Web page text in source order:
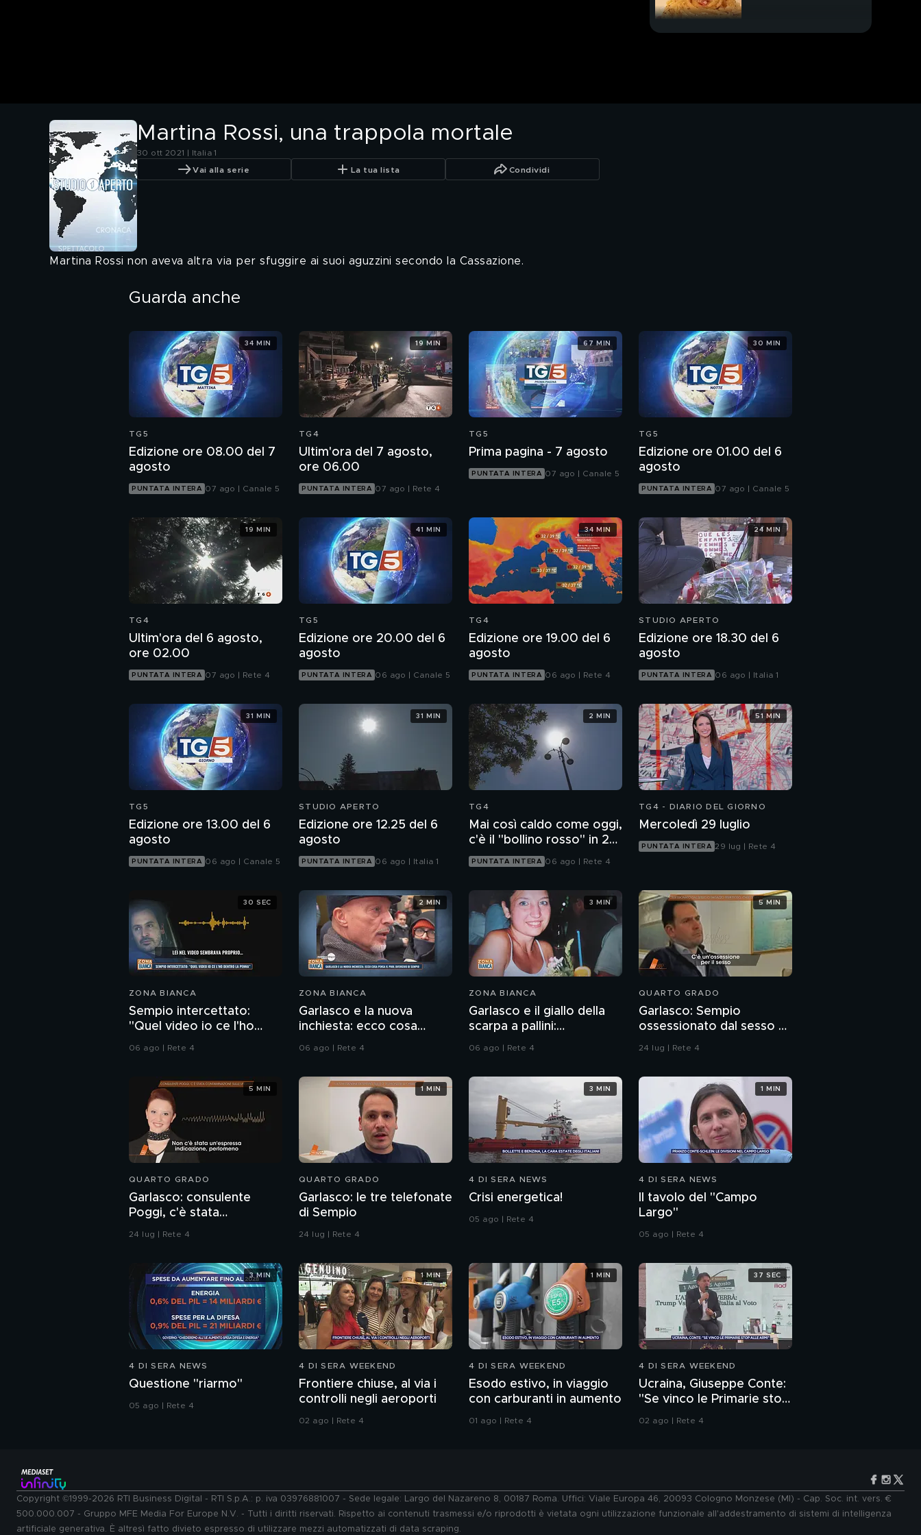
Agire insieme, Draghi
sprona il G20
Martina Rossi, una trappola mortale
30 ott 2021 | Italia 1
Vai alla serie La tua lista Condividi
Martina Rossi non aveva altra via per sfuggire ai suoi aguzzini secondo la Cassazione.
Guarda anche
TG5
Edizione ore 08.00 del 7
agosto
PUNTATA INTERA 07 ago | Canale 5
34 MIN
TG4
Ultim'ora del 7 agosto,
ore 06.00
PUNTATA INTERA 07 ago | Rete 4
19 MIN
TG5
Prima pagina - 7 agosto
PUNTATA INTERA 07 ago | Canale 5
67 MIN
TG5
Edizione ore 01.00 del 6
agosto
PUNTATA INTERA 07 ago | Canale 5
30 MIN
TG4
Ultim'ora del 6 agosto,
ore 02.00
PUNTATA INTERA 07 ago | Rete 4
19 MIN
TG5
Edizione ore 20.00 del 6
agosto
PUNTATA INTERA 06 ago | Canale 5
41 MIN
TG4
Edizione ore 19.00 del 6
agosto
PUNTATA INTERA 06 ago | Rete 4
34 MIN
STUDIO APERTO
Edizione ore 18.30 del 6
agosto
PUNTATA INTERA 06 ago | Italia 1
24 MIN
TG5
Edizione ore 13.00 del 6
agosto
PUNTATA INTERA 06 ago | Canale 5
31 MIN
STUDIO APERTO
Edizione ore 12.25 del 6
agosto
PUNTATA INTERA 06 ago | Italia 1
31 MIN
TG4
Mai così caldo come oggi,
c'è il "bollino rosso" in 27
città
PUNTATA INTERA 06 ago | Rete 4
2 MIN
TG4 - DIARIO DEL GIORNO
Mercoledì 29 luglio
PUNTATA INTERA 29 lug | Rete 4
51 MIN
ZONA BIANCA
Sempio intercettato:
"Quel video io ce l'ho
dentro la penna"
06 ago | Rete 4
30 SEC
ZONA BIANCA
Garlasco e la nuova
inchiesta: ecco cosa
pensa il pool difensivo di
06 ago | Rete 4
2 MIN
ZONA BIANCA
Garlasco e il giallo della
scarpa a pallini:
compatibile col piede di
06 ago | Rete 4
3 MIN
QUARTO GRADO
Garlasco: Sempio
ossessionato dal sesso o
ragazzo rispettoso?
24 lug | Rete 4
5 MIN
QUARTO GRADO
Garlasco: consulente
Poggi, c'è stata
contaminazione sulle
24 lug | Rete 4
5 MIN
QUARTO GRADO
Garlasco: le tre telefonate
di Sempio
24 lug | Rete 4
1 MIN
4 DI SERA NEWS
Crisi energetica!
05 ago | Rete 4
3 MIN
4 DI SERA NEWS
Il tavolo del "Campo
Largo"
05 ago | Rete 4
1 MIN
4 DI SERA NEWS
Questione "riarmo"
05 ago | Rete 4
3 MIN
4 DI SERA WEEKEND
Frontiere chiuse, al via i
controlli negli aeroporti
02 ago | Rete 4
1 MIN
4 DI SERA WEEKEND
Esodo estivo, in viaggio
con carburanti in aumento
01 ago | Rete 4
1 MIN
4 DI SERA WEEKEND
Ucraina, Giuseppe Conte:
"Se vinco le Primarie stop
alle armi"
02 ago | Rete 4
37 SEC
Copyright ©1999-2026 RTI Business Digital - RTI S.p.A.: p. iva 03976881007 - Sede legale: Largo del Nazareno 8, 00187 Roma. Uffici: Viale Europa 46, 20093 Cologno Monzese (MI) - Cap. Soc. int. vers. €
500.000.007 - Gruppo MFE Media For Europe N.V. - Tutti i diritti riservati. Rispetto ai contenuti trasmessi e/o riprodotti è vietata ogni utilizzazione funzionale all'addestramento di sistemi di intelligenza
artificiale generativa. È altresì fatto divieto espresso di utilizzare mezzi automatizzati di data scraping.